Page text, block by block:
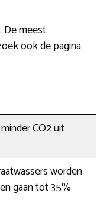
De meest
ook de pagina
CO2 uit
worden
gaan tot 35%